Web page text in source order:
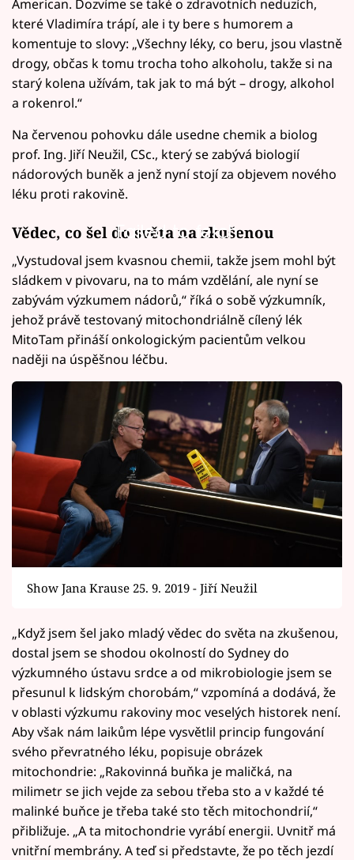
American. Dozvíme se také o zdravotních neduzích,
které Vladimíra trápí, ale i ty bere s humorem a
komentuje to slovy: „Všechny léky, co beru, jsou vlastně
drogy, občas k tomu trocha toho alkoholu, takže si na
starý kolena užívám, tak jak to má být – drogy, alkohol
a rokenrol.“
Na červenou pohovku dále usedne chemik a biolog
prof. Ing. Jiří Neužil, CSc., který se zabývá biologií
nádorových buněk a jenž nyní stojí za objevem nového
léku proti rakovině.
Failed to fetch
Vědec, co šel do světa na zkušenou
„Vystudoval jsem kvasnou chemii, takže jsem mohl být
sládkem v pivovaru, na to mám vzdělání, ale nyní se
zabývám výzkumem nádorů,“ říká o sobě výzkumník,
jehož právě testovaný mitochondriálně cílený lék
MitoTam přináší onkologickým pacientům velkou
naději na úspěšnou léčbu.
Show Jana Krause 25. 9. 2019 - Jiří Neužil
„Když jsem šel jako mladý vědec do světa na zkušenou,
dostal jsem se shodou okolností do Sydney do
výzkumného ústavu srdce a od mikrobiologie jsem se
přesunul k lidským chorobám,“ vzpomíná a dodává, že
v oblasti výzkumu rakoviny moc veselých historek není.
Aby však nám laikům lépe vysvětlil princip fungování
svého převratného léku, popisuje obrázek
mitochondrie: „Rakovinná buňka je maličká, na
milimetr se jich vejde za sebou třeba sto a v každé té
malinké buňce je třeba také sto těch mitochondrií,“
přibližuje. „A ta mitochondrie vyrábí energii. Uvnitř má
vnitřní membrány. A teď si představte, že po těch jezdí